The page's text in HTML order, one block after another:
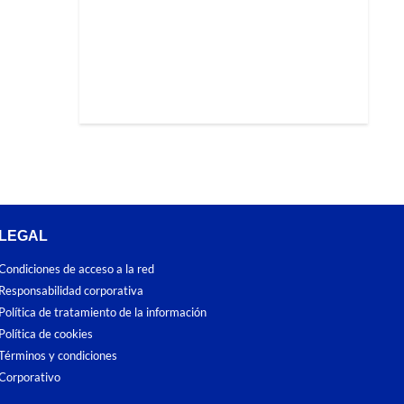
LEGAL
de acceso a la red
Responsabilidad corporativa
Política de tratamiento de la información
Política de cookies
y condiciones